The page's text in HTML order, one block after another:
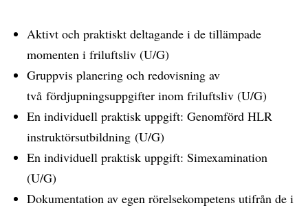
Aktivt och praktiskt deltagande i de tillämpade
momenten i friluftsliv (U/G)
Gruppvis planering och redovisning av
två fördjupningsuppgifter inom friluftsliv (U/G)
En individuell praktisk uppgift: Genomförd HLR
instruktörsutbildning (U/G)
En individuell praktisk uppgift: Simexamination
(U/G)
Dokumentation av egen rörelsekompetens utifrån de i